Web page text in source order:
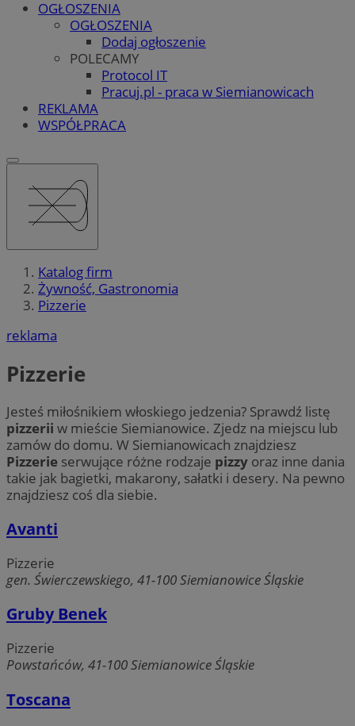
OGŁOSZENIA
OGŁOSZENIA
Dodaj ogłoszenie
POLECAMY
Protocol IT
Pracuj.pl - praca w Siemianowicach
REKLAMA
WSPÓŁPRACA
Katalog firm
Żywność, Gastronomia
Pizzerie
reklama
Pizzerie
Jesteś miłośnikiem włoskiego jedzenia? Sprawdź listę
pizzerii w mieście Siemianowice. Zjedz na miejscu lub
zamów do domu. W Siemianowicach znajdziesz
Pizzerie serwujące różne rodzaje pizzy oraz inne dania
takie jak bagietki, makarony, sałatki i desery. Na pewno
znajdziesz coś dla siebie.
Avanti
Pizzerie
gen. Świerczewskiego, 41-100 Siemianowice Śląskie
Gruby Benek
Pizzerie
Powstańców, 41-100 Siemianowice Śląskie
Toscana